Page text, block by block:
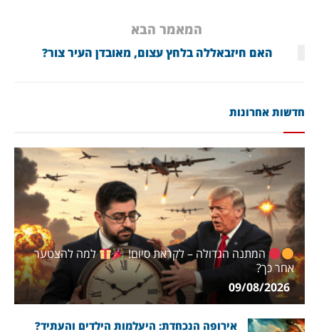
המאמר הבא
האם חיזבאללה בלחץ עצום, מאובדן העיר צור?
חדשות אחרונות
המתנה הגדולה – לקראת סיום!
למה להצטער
אחר כך?
אירופה הנכחדת: היעלמות הילדים והעתיד?